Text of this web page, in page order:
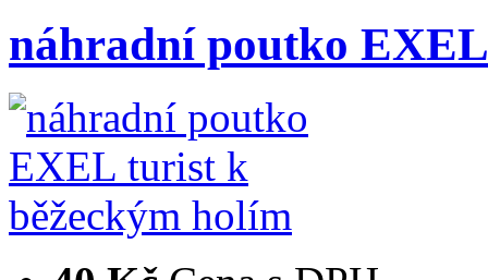
náhradní poutko